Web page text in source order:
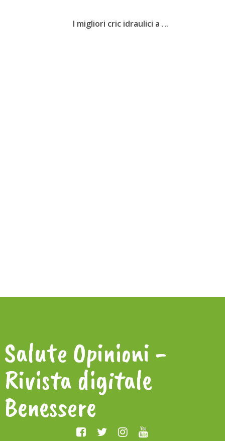
I migliori cric idraulici a …
Salute Opinioni -
Rivista digitale
Benessere